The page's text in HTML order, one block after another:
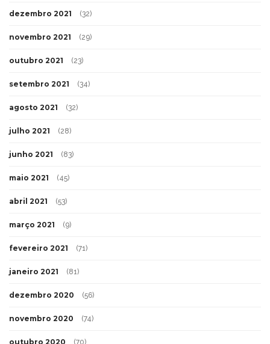
dezembro 2021 (32)
novembro 2021 (29)
outubro 2021 (23)
setembro 2021 (34)
agosto 2021 (32)
julho 2021 (28)
junho 2021 (83)
maio 2021 (45)
abril 2021 (53)
março 2021 (9)
fevereiro 2021 (71)
janeiro 2021 (81)
dezembro 2020 (56)
novembro 2020 (74)
outubro 2020 (70)